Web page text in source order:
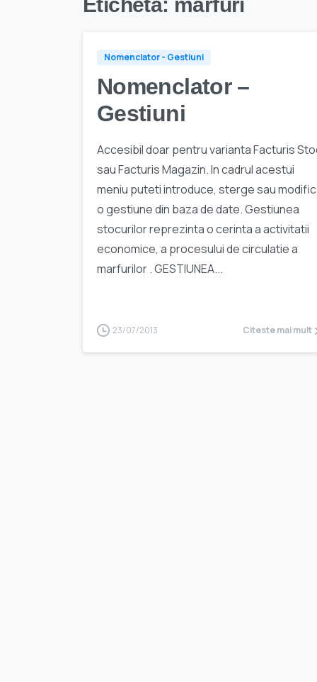
Nomenclator - Gestiuni
Nomenclator –
Gestiuni
Accesibil doar pentru varianta Facturis
sau Facturis Magazin. In cadrul acestui
meniu puteti introduce, sterge sau
o gestiune din baza de date. Gestiunea
stocurilor reprezinta o cerinta a activitatii
economice, a procesului de circulatie a
marfurilor . GESTIUNEA...
23/07/2013 Citeste mai mult